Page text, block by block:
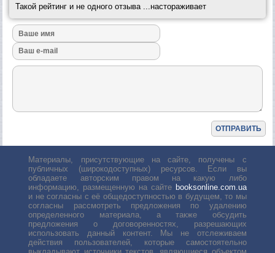
Такой рейтинг и не одного отзыва ...настораживает
Материалы, присутствующие на сайте, получены с
публичных (широкодоступных) ресурсов. Если вы
обладаете авторским правом на какую либо
информацию, размещенную на сайте booksonline.com.ua
и не согласны с её общедоступностью в будущем, то мы
согласны рассмотреть предложения по удалению
определенного материала, а также обсудить
предложения о договоренностях, разрешающих
использовать данный контент. Мы не отслеживаем
действия пользователей, которые самостоятельно
выкладывают источники текстов, являющиеся объектом